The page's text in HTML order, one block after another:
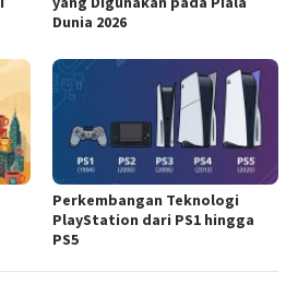
Dunia 2026
Perkembangan Teknologi
PlayStation dari PS1 hingga
PS5